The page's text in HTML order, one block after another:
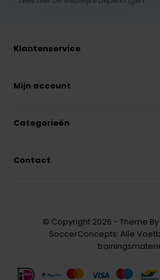
Klantenservice
Mijn account
Categorieën
Contact
© Copyright 2026 - Theme By
SoccerConcepts: Alle